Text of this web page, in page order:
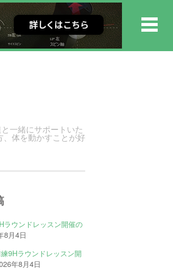
一緒にサポートいた
体を動かすことが好
ラウンドレッスン開催の
8月4日
9Hラウンドレッスン開
年8月4日